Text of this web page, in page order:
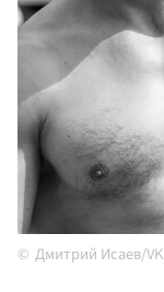
Дмитрий Исаев/VK